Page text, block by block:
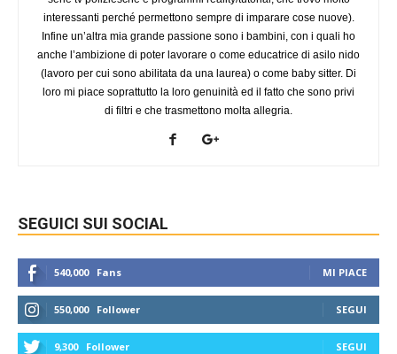
interessanti perché permettono sempre di imparare cose nuove).
Infine un’altra mia grande passione sono i bambini, con i quali ho
anche l’ambizione di poter lavorare o come educatrice di asilo nido
(lavoro per cui sono abilitata da una laurea) o come baby sitter. Di
loro mi piace soprattutto la loro genuinità ed il fatto che sono privi
di filtri e che trasmettono molta allegria.
SEGUICI SUI SOCIAL
540,000 Fans MI PIACE
550,000 Follower SEGUI
9,300 Follower SEGUI